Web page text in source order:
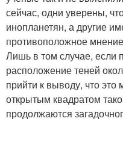
сейчас, одни уверены,
инопланетян, а другие
противоположное
Лишь в том случае, если
расположение теней
прийти к выводу, что
открытым квадратом
продолжаются